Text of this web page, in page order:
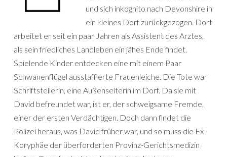
und sich inkognito nach Devonshire in
ein kleines Dorf zurückgezogen. Dort
arbeitet er seit ein paar Jahren als Assistent des Arztes,
als sein friedliches Landleben ein jähes Ende findet.
Spielende Kinder entdecken eine mit einem Paar
Schwanenflügel ausstaffierte Frauenleiche. Die Tote war
Schriftstellerin, eine Außenseiterin im Dorf. Da sie mit
David befreundet war, ist er, der schweigsame Fremde,
einer der ersten Verdächtigen. Doch dann findet die
Polizei heraus, was David früher war, und so muss die Ex-
Koryphäe der überforderten Provinz-Gerichtsmedizin